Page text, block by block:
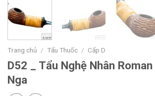
Trang chủ / Tẩu Thuốc / Cấp D
D52 _ Tẩu Nghệ Nhân
Nga